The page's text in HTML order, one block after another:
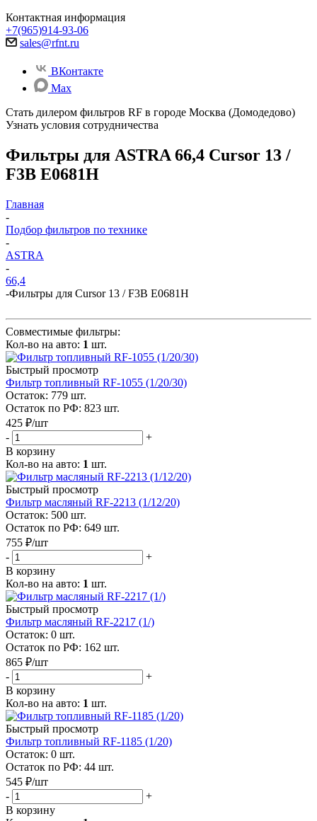
Контактная информация
+7(965)914-93-06
sales@rfnt.ru
ВКонтакте
Max
Стать дилером фильтров RF в городе Москва (Домодедово)
Узнать условия сотрудничества
Фильтры для ASTRA 66,4 Cursor 13 /
F3B E0681H
Главная
-
Подбор фильтров по технике
-
ASTRA
-
66,4
-Фильтры для Cursor 13 / F3B E0681H
Совместимые фильтры:
Кол-во на авто: 1 шт.
Быстрый просмотр
Фильтр топливный RF-1055 (1/20/30)
Остаток: 779 шт.
Остаток по РФ: 823 шт.
425 ₽/шт
-
+
В корзину
Кол-во на авто: 1 шт.
Быстрый просмотр
Фильтр масляный RF-2213 (1/12/20)
Остаток: 500 шт.
Остаток по РФ: 649 шт.
755 ₽/шт
-
+
В корзину
Кол-во на авто: 1 шт.
Быстрый просмотр
Фильтр масляный RF-2217 (1/)
Остаток: 0 шт.
Остаток по РФ: 162 шт.
865 ₽/шт
-
+
В корзину
Кол-во на авто: 1 шт.
Быстрый просмотр
Фильтр топливный RF-1185 (1/20)
Остаток: 0 шт.
Остаток по РФ: 44 шт.
545 ₽/шт
-
+
В корзину